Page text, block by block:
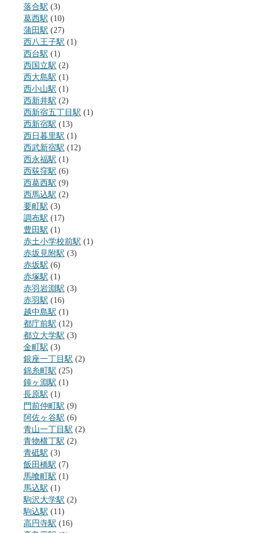
落合駅 (3)
葛西駅 (10)
蒲田駅 (27)
西八王子駅 (1)
西台駅 (1)
西国立駅 (2)
西大島駅 (1)
西小山駅 (1)
西新井駅 (2)
西新宿五丁目駅 (1)
西新宿駅 (13)
西日暮里駅 (1)
西武新宿駅 (12)
西永福駅 (1)
西荻窪駅 (6)
西葛西駅 (9)
西馬込駅 (2)
要町駅 (3)
調布駅 (17)
豊田駅 (1)
赤土小学校前駅 (1)
赤坂見附駅 (3)
赤坂駅 (6)
赤塚駅 (1)
赤羽岩淵駅 (3)
赤羽駅 (16)
越中島駅 (1)
都庁前駅 (12)
都立大学駅 (3)
金町駅 (3)
銀座一丁目駅 (2)
錦糸町駅 (25)
鐘ヶ淵駅 (1)
長原駅 (1)
門前仲町駅 (9)
阿佐ヶ谷駅 (6)
青山一丁目駅 (2)
青物横丁駅 (2)
青砥駅 (3)
飯田橋駅 (7)
馬喰町駅 (1)
馬込駅 (1)
駒沢大学駅 (2)
駒込駅 (11)
高円寺駅 (16)